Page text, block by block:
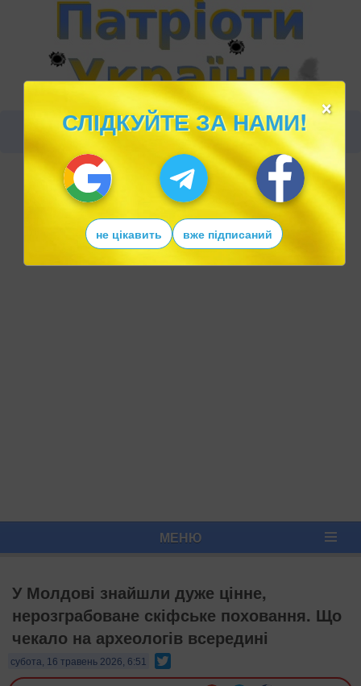
МЕНЮ
У Молдові знайшли дуже цінне,
нерозграбоване скіфське поховання. Що
чекало на археологів всередині
субота, 16 травень 2026, 6:51
×
СЛІДКУЙТЕ ЗА НАМИ!
не цікавить вже підписаний